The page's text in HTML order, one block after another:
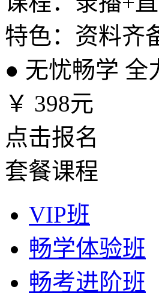
特色：资料齐
● 无忧畅学 全
￥ 398元
点击报名
套餐课程
VIP班
畅学体验班
畅考进阶班